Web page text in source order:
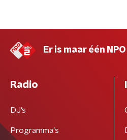
Er is maar één
Radio
DJ’s
Programma's